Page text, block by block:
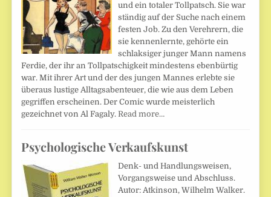
und ein totaler Tollpatsch. Sie war
ständig auf der Suche nach einem
festen Job. Zu den Verehrern, die
sie kennenlernte, gehörte ein
schlaksiger junger Mann namens
Ferdie, der ihr an Tollpatschigkeit mindestens ebenbürtig
war. Mit ihrer Art und der des jungen Mannes erlebte sie
überaus lustige Alltagsabenteuer, die wie aus dem Leben
gegriffen erscheinen. Der Comic wurde meisterlich
gezeichnet von Al Fagaly.Read more…
Psychologische Verkaufskunst
Denk- und Handlungsweisen,
Vorgangsweise und Abschluss.
Autor: Atkinson, Wilhelm Walker.